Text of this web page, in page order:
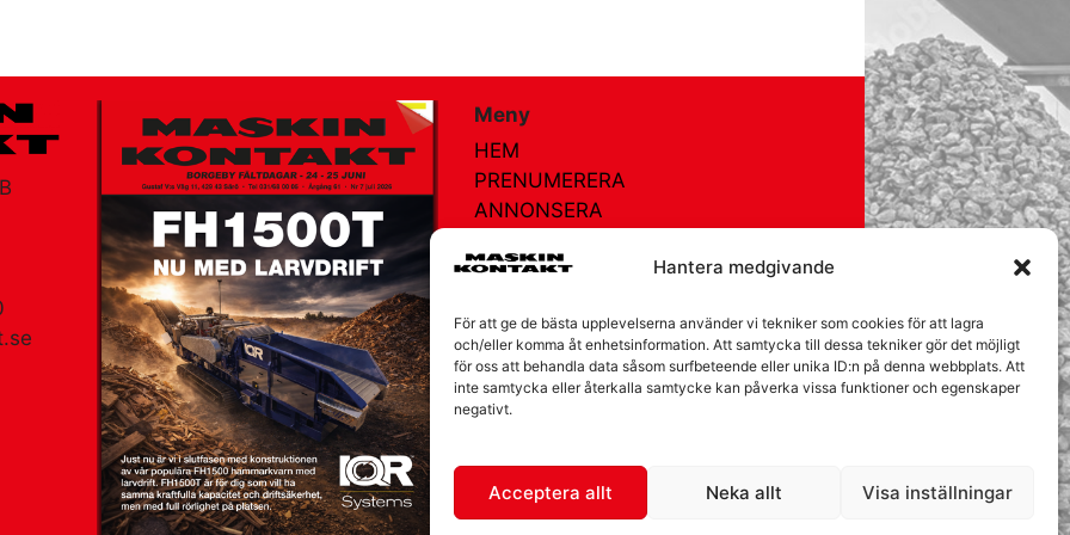
Hantera medgivande
För att ge de bästa upplevelserna använder vi tekniker som cookies för att lagra
och/eller komma åt enhetsinformation. Att samtycka till dessa tekniker gör det möjligt
för oss att behandla data såsom surfbeteende eller unika ID:n på denna webbplats. Att
inte samtycka eller återkalla samtycke kan påverka vissa funktioner och egenskaper
negativt.
Acceptera allt Neka allt Visa inställningar
Meny
HEM
PRENUMERERA
ANNONSERA
MÄSSOR
KONTAKT
OM VÅRA KAKOR